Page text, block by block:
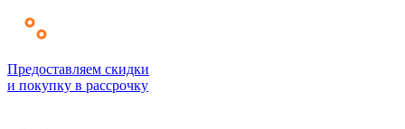
Предоставляем скидки
и покупку в рассрочку